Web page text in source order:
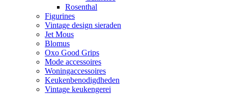
Rosenthal
Figurines
Vintage design sieraden
Jet Mous
Blomus
Oxo Good Grips
Mode accessoires
Woningaccessoires
Keukenbenodigdheden
Vintage keukengerei